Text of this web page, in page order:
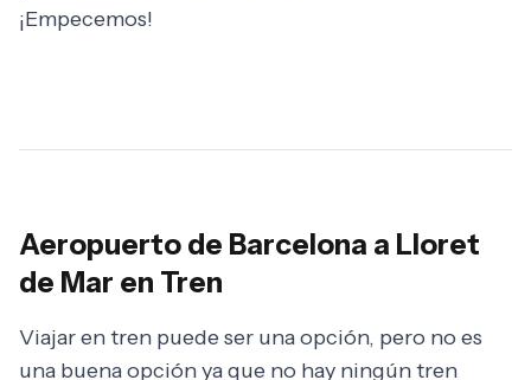
¡Empecemos!
Aeropuerto de Barcelona a Lloret
de Mar en Tren
Viajar en tren puede ser una opción, pero no es
una buena opción ya que no hay ningún tren